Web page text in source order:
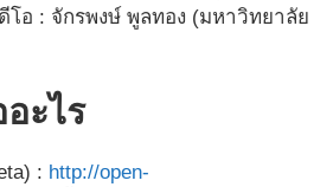
อ : จักรพงษ์ พูลทอง (มหาวิทยาลัย
ะไร
: http://open-